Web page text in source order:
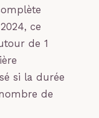
ce
de 1
si la durée
de